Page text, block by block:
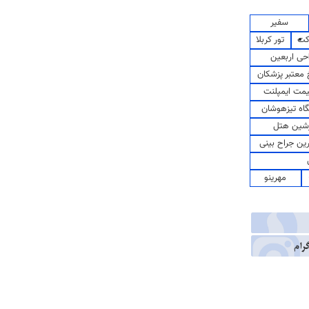
سفیر
تور کربلا
اربعین
پزشکان
ایمپلنت
تیزهوشان
هتل
جراح بینی
مهرینو